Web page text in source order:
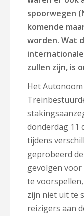
spoorwegen
komende
worden. Wat
zullen zijn, is
Het
donderdag 11
tijdens
geprobeerd
gevolgen
te
zijn niet uit te
reizigers aan